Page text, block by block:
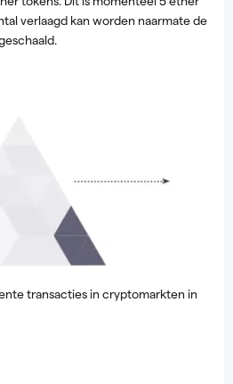
verlaagd kan worden naarmate de
transacties in cryptomarkten in